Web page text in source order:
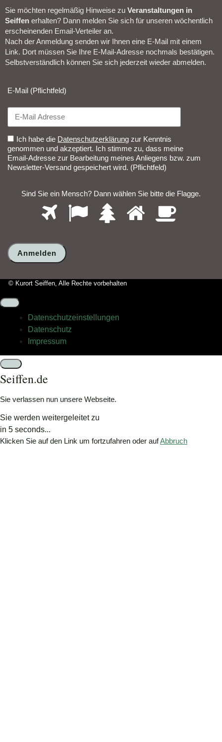
Sie möchten regelmäßig Hinweise zu Veranstal­tungen in
Seiffen erhalten? Dann melden Sie sich für unseren wöchentlich
erscheinenden Email-Verteiler an.
Nach der Anmeldung senden wir Ihnen eine E-Mail mit einem
Link. Dort müssen Sie Ihre E-Mail-Adresse nochmals bestätigen.
Selbstverständlich können Sie sich jederzeit wieder abmelden.​
E-Mail (Pflichtfeld)
Ich habe die Datenschutzerklärung zur Kenntnis
genommen und akzeptiert. Ich stimme zu, dass meine
Email-Adresse zur Bearbeitung meines Anliegens bzw. zum
Newsletter-Versand gespeichert wird. (Pflichtfeld)
Sind Sie ein Mensch? Dann wählen Sie bitte die Flagge.
Sie
Dann
wählen
Sie
die
1 4 5
© Kurort Seiffen, Alle Rechte vorbehalten
Datenschutz­einstellungen
Datenschutz
Impressum
Schließen
Seiffen.de
Sie verlassen nun unsere Webseite.
Sie werden weitergeleitet zu
in 5 seconds...
Klicken Sie auf den Link um fortzufahren oder aufAbbruch